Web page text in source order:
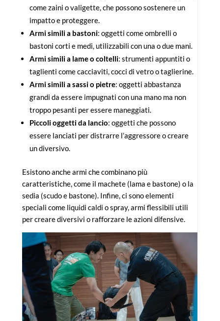
come zaini o valigette, che possono sostenere un
impatto e proteggere.
Armi simili a bastoni: oggetti come ombrelli o
bastoni corti e medi, utilizzabili con una o due mani.
Armi simili a lame o coltelli: strumenti appuntiti o
taglienti come cacciaviti, cocci di vetro o taglierine.
Armi simili a sassi o pietre: oggetti abbastanza
grandi da essere impugnati con una mano ma non
troppo pesanti per essere maneggiati.
Piccoli oggetti da lancio: oggetti che possono
essere lanciati per distrarre l’aggressore o creare
un diversivo.
Esistono anche armi che combinano più
caratteristiche, come il machete (lama e bastone) o la
sedia (scudo e bastone). Infine, ci sono elementi
speciali come liquidi caldi o spray, armi flessibili utili
per creare diversivi o rafforzare le azioni difensive.